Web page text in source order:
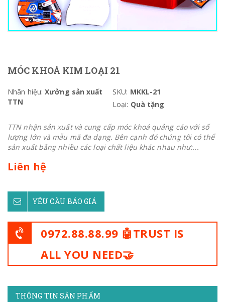
MÓC KHOÁ KIM LOẠI 21
Nhãn hiệu: Xưởng sản xuất
TTN
SKU: MKKL-21
Loại: Quà tặng
TTN nhận sản xuất và cung cấp móc khoá quảng cáo với số
lượng lớn và mẫu mã đa dạng. Bên cạnh đó chúng tôi có thể
sản xuất bằng nhiều các loại chất liệu khác nhau như:...
Liên hệ
YÊU CẦU BÁO GIÁ
0972.88.88.99 🤖TRUST IS
ALL YOU NEED🤝
THÔNG TIN SẢN PHẨM